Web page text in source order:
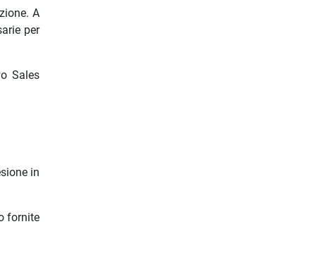
A
per
Sales
in
fornite